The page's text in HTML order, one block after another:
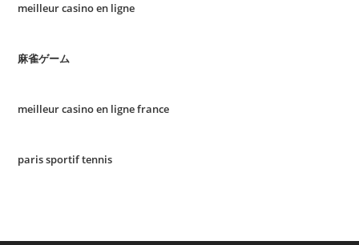
meilleur casino en ligne
麻雀ゲーム
meilleur casino en ligne france
paris sportif tennis